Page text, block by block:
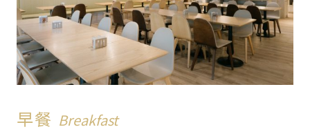
早餐 Breakfast